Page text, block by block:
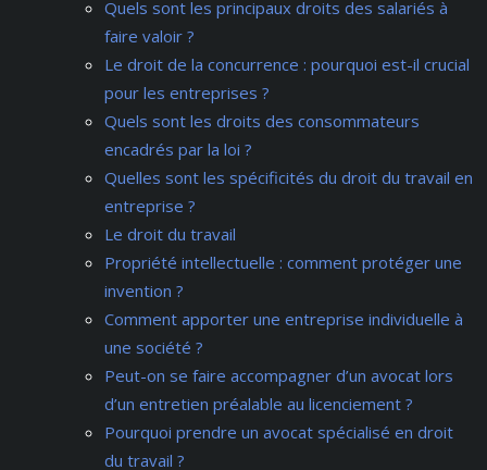
Quels sont les principaux droits des salariés à
faire valoir ?
Le droit de la concurrence : pourquoi est-il crucial
pour les entreprises ?
Quels sont les droits des consommateurs
encadrés par la loi ?
Quelles sont les spécificités du droit du travail en
entreprise ?
Le droit du travail
Propriété intellectuelle : comment protéger une
invention ?
Comment apporter une entreprise individuelle à
une société ?
Peut-on se faire accompagner d’un avocat lors
d’un entretien préalable au licenciement ?
Pourquoi prendre un avocat spécialisé en droit
du travail ?